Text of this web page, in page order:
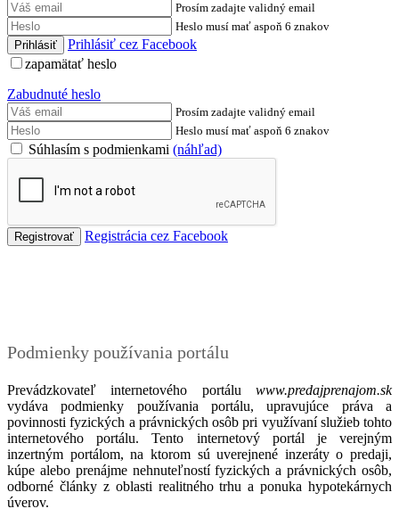
Prosím zadajte validný email
Heslo musí mať aspoň 6 znakov
Prihlásiť cez Facebook
zapamätať heslo
Zabudnuté heslo
Prosím zadajte validný email
Heslo musí mať aspoň 6 znakov
Súhlasím s podmienkami (náhľad)
Registrácia cez Facebook
Podmienky používania portálu
Prevádzkovateľ internetového portálu www.predajprenajom.sk
vydáva podmienky používania portálu, upravujúce práva a
povinnosti fyzických a právnických osôb pri využívaní služieb tohto
internetového portálu. Tento internetový portál je verejným
inzertným portálom, na ktorom sú uverejnené inzeráty o predaji,
kúpe alebo prenájme nehnuteľností fyzických a právnických osôb,
odborné články z oblasti realitného trhu a ponuka hypotekárnych
úverov.